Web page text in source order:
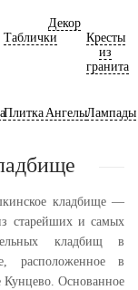
Таблички
Декор
Кресты
из
гранита
Плитка АнгелыЛампады
кладбище —
старейших и самых
кладбищ в
расположенное в
Кунцево. Основанное